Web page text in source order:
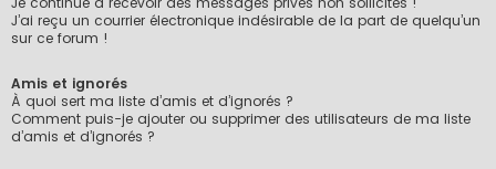
J’ai reçu un courrier électronique indésirable de la part de quelqu’un
sur ce forum !
Amis et ignorés
À quoi sert ma liste d’amis et d’ignorés ?
Comment puis-je ajouter ou supprimer des utilisateurs de ma liste
d’amis et d’ignorés ?